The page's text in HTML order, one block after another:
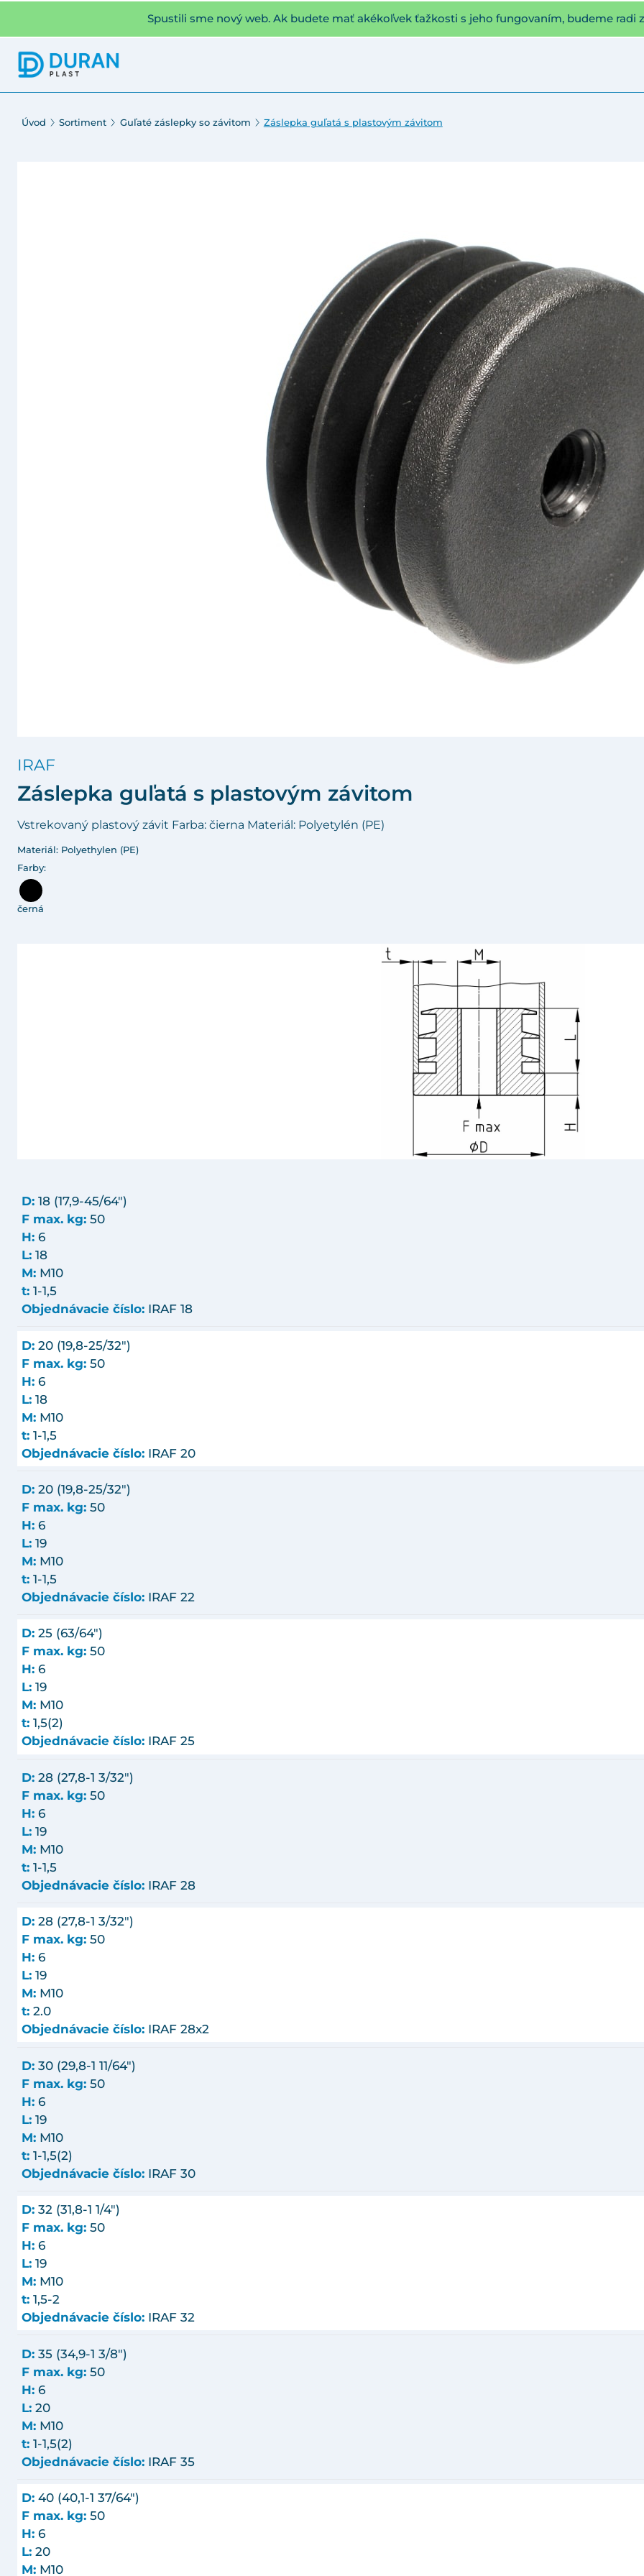
Spustili sme nový web. Ak budete mať akékoľvek ťažkosti s jeho fungovaním, budeme radi
Úvod Sortiment Guľaté záslepky so závitom Záslepka guľatá s plastovým závitom
IRAF
Záslepka guľatá s plastovým závitom
Vstrekovaný plastový závit Farba: čierna Materiál: Polyetylén (PE)
Materiál: Polyethylen (PE)
Farby:
černá
D: 18 (17,9-45/64")
F max. kg: 50
H: 6
L: 18
M: M10
t: 1-1,5
Objednávacie číslo: IRAF 18
D: 20 (19,8-25/32")
F max. kg: 50
H: 6
L: 18
M: M10
t: 1-1,5
Objednávacie číslo: IRAF 20
D: 20 (19,8-25/32")
F max. kg: 50
H: 6
L: 19
M: M10
t: 1-1,5
Objednávacie číslo: IRAF 22
D: 25 (63/64")
F max. kg: 50
H: 6
L: 19
M: M10
t: 1,5(2)
Objednávacie číslo: IRAF 25
D: 28 (27,8-1 3/32")
F max. kg: 50
H: 6
L: 19
M: M10
t: 1-1,5
Objednávacie číslo: IRAF 28
D: 28 (27,8-1 3/32")
F max. kg: 50
H: 6
L: 19
M: M10
t: 2.0
Objednávacie číslo: IRAF 28x2
D: 30 (29,8-1 11/64")
F max. kg: 50
H: 6
L: 19
M: M10
t: 1-1,5(2)
Objednávacie číslo: IRAF 30
D: 32 (31,8-1 1/4")
F max. kg: 50
H: 6
L: 19
M: M10
t: 1,5-2
Objednávacie číslo: IRAF 32
D: 35 (34,9-1 3/8")
F max. kg: 50
H: 6
L: 20
M: M10
t: 1-1,5(2)
Objednávacie číslo: IRAF 35
D: 40 (40,1-1 37/64")
F max. kg: 50
H: 6
L: 20
M: M10